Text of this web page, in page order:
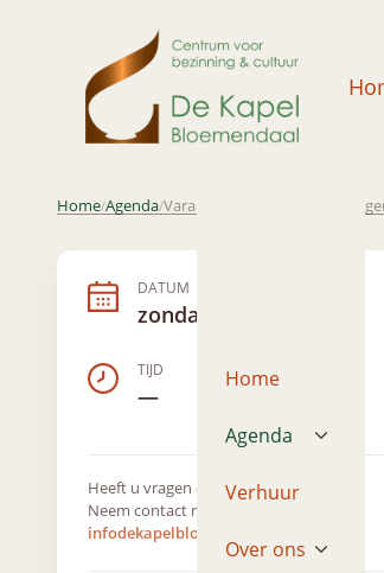
Home
Agenda
Verhuur
Over ons
Home/Agenda/Varamitra; lezing, thema:
DATUM
zondag 20 juni 2021
TIJD
—
Heeft u vragen over dit evenement?
Neem contact met ons op via
infodekapelbloemendaal@gmail.com